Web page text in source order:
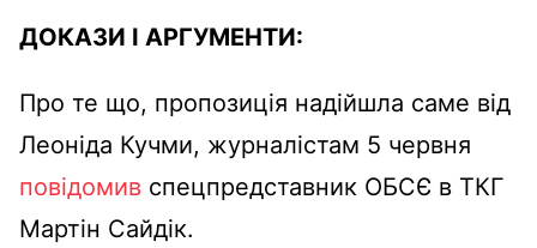
ДОКАЗИ І АРГУМЕНТИ:
Про те що, пропозиція надійшла саме від
Леоніда Кучми, журналістам 5 червня
повідомив спецпредставник ОБСЄ в ТКГ
Мартін Сайдік.